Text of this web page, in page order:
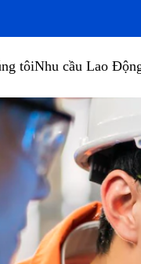
tôiNhu cầu Lao